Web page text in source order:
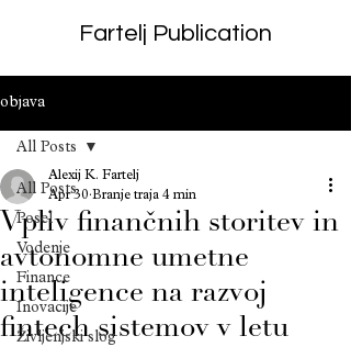
Fartelj Publication
objava
All Posts
Posel
Vodenje
Finance
Inovacije
Življenjski slog
All Posts
Vpliv finančnih storitev in
avtonomne umetne
inteligence na razvoj
fintech sistemov v letu
Alexij K. Fartelj
Apr 30 Branje traja 4 min